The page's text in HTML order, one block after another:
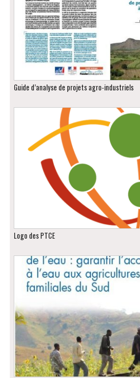
Guide d’analyse de projets agro-industriels
Logo des PTCE